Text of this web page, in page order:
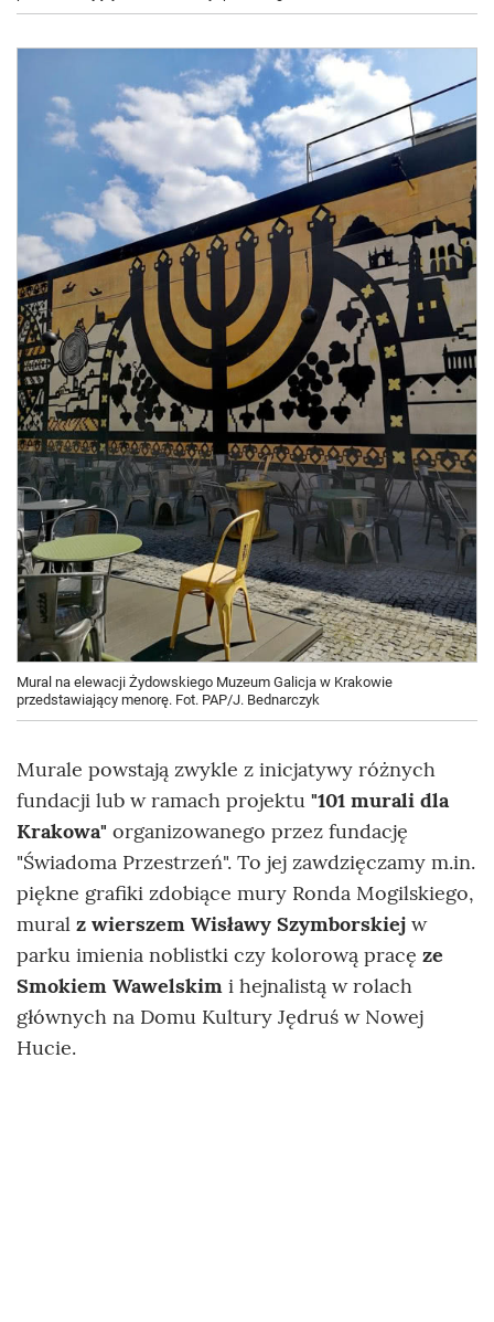
Mural na elewacji Żydowskiego Muzeum Galicja w Krakowie
przedstawiający menorę. Fot. PAP/J. Bednarczyk
Murale powstają zwykle z inicjatywy różnych
fundacji lub w ramach projektu "101 murali dla
Krakowa" organizowanego przez fundację
"Świadoma Przestrzeń". To jej zawdzięczamy m.in.
piękne grafiki zdobiące mury Ronda Mogilskiego,
mural z wierszem Wisławy Szymborskiej w
parku imienia noblistki czy kolorową pracę ze
Smokiem Wawelskim i hejnalistą w rolach
głównych na Domu Kultury Jędruś w Nowej
Hucie.